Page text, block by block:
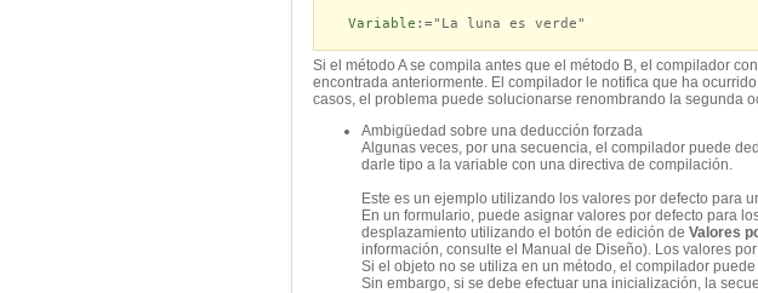
Variable :="La luna es verde"
Si el método A se compila antes que el método B, el compilador
encontrada anteriormente. El compilador le notifica que ha
casos, el problema puede solucionarse renombrando la segunda
Ambigüedad sobre una deducción forzada
Algunas veces, por una secuencia, el compilador puede
darle tipo a la variable con una directiva de compilación.
Este es un ejemplo utilizando los valores por defecto para
En un formulario, puede asignar valores por defecto para
desplazamiento utilizando el botón de edición de Valores
información, consulte el Manual de Diseño). Los valores
Si el objeto no se utiliza en un método, el compilador
Sin embargo, si se debe efectuar una inicialización, la